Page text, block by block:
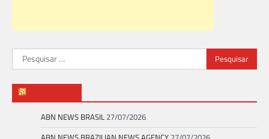
Pesquisar
por:
ABN NEWS BRASIL 27/07/2026